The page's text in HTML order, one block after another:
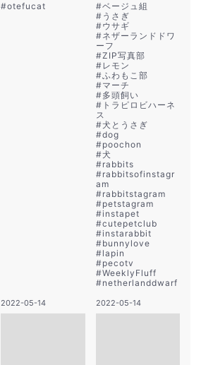
#otefucat #ベージュ組
# うさぎ
#ウサギ
#ネザーランドドワ
ーフ
#ZIP写真部
#レモン
#ふわもこ部
#マーチ
#多頭飼い
# トラピロビハーネ
ス
#犬とうさぎ
#dog
#poochon
#犬
#rabbits
#rabbitsofinstagr
am
#rabbitstagram
#petstagram
#instapet
#cutepetclub
#instarabbit
#bunnylove
#lapin
#pecotv
#WeeklyFluff
#netherlanddwarf
2022-05-14 2022-05-14